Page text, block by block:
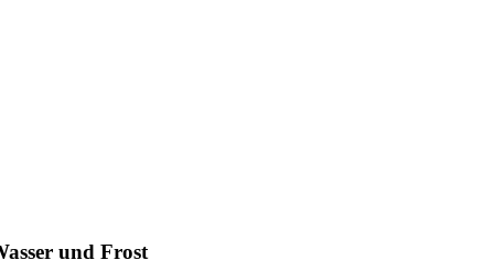
und Frost